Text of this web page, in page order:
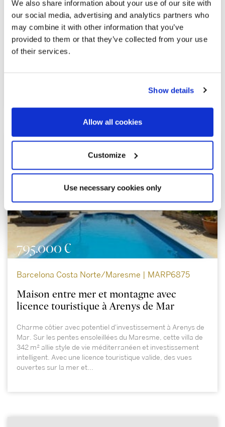
We also share information about your use of our site with
our social media, advertising and analytics partners who
may combine it with other information that you’ve
provided to them or that they’ve collected from your use
of their services.
Show details
Allow all cookies
Customize
Use necessary cookies only
Sitges / Barcelona Costa Sur | SITP6511
Duplex dans l’urbanisation Casas del Mar.
Découvrez cet impressionnant duplex entièrement rénové,
situé dans le prestigieux lotissement Casas del Mar. Cette
795.000 €
Barcelona Costa Norte/Maresme | MARP6875
Maison entre mer et montagne avec
licence touristique à Arenys de Mar
Charme côtier avec potentiel d'investissement à Arenys de
Mar. Sur les pentes ensoleillées du Maresme, cette villa de
342 m² allie style de vie méditerranéen et investissement
intelligent. Avec une licence touristique valide, des vues
ouvertes sur la mer et...